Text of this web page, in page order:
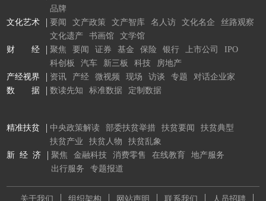
品牌
文化艺术
要闻 文产政策 文产智库 名人访 文化名企
丝路观察
文化遗产
书画馆
文学馆
财 经
聚焦 要闻 证券 基金 保险 银行 上市公司
IPO
科创板
汽车 新三板 科技
房地产
产经视界
资讯 产经 微视频 现场 访谈 专题
对话企业家
数 据
数读先知 标准数据 定制数据
精准扶贫 中央政策解读 部委扶贫举措 扶贫要闻
扶贫典型
扶贫产业
扶贫人物
扶贫乱象
新 经 济
聚焦 金融科技 消费零售 在线教育
地产服务
出行服务
专题报道
关于我们 组织架构 网站声明 联系我们 人员招聘